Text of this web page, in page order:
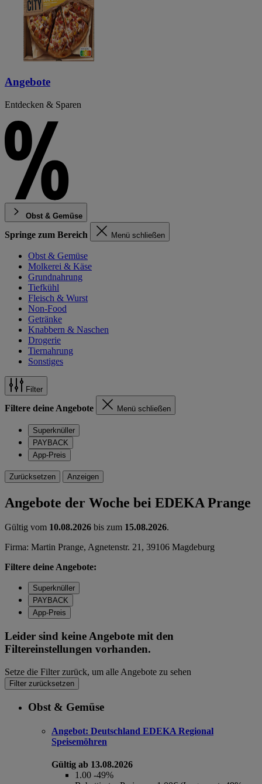
Angebote
Entdecken & Sparen
Obst & Gemüse
Springe zum Bereich Menü schließen
Obst & Gemüse
Molkerei & Käse
Grundnahrung
Tiefkühl
Fleisch & Wurst
Non-Food
Getränke
Knabbern & Naschen
Drogerie
Tiernahrung
Sonstiges
Filter
Filtere deine Angebote Menü schließen
Superknüller
PAYBACK
App-Preis
Zurücksetzen Anzeigen
Angebote der Woche bei EDEKA Prange
Gültig vom 10.08.2026 bis zum 15.08.2026.
Firma: Martin Prange, Agnetenstr. 21, 39106 Magdeburg
Filtere deine Angebote:
Superknüller
PAYBACK
App-Preis
Leider sind keine Angebote mit den
Filtereinstellungen vorhanden.
Setze die Filter zurück, um alle Angebote zu sehen
Filter zurücksetzen
Obst & Gemüse
Angebot: Deutschland EDEKA Regional
Speisemöhren
Gültig ab 13.08.2026
1.00 -49%